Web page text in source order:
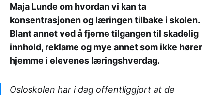
Maja Lunde om hvordan vi kan ta
konsentrasjonen og læringen tilbake i skolen.
Blant annet ved å fjerne tilgangen til skadelig
innhold, reklame og mye annet som ikke hører
hjemme i elevenes læringshverdag.
Osloskolen har i dag offentliggjort at de